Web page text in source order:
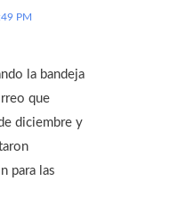
PM
la bandeja
que
diciembre y
para las